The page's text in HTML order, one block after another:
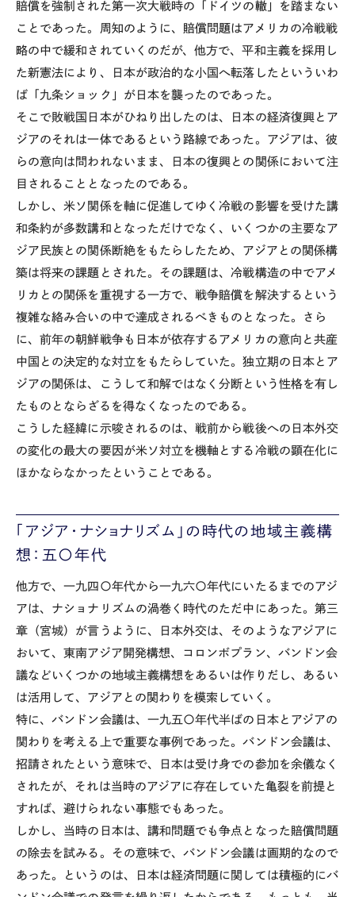
賠償を強制された第一次大戦時の「ドイツの轍」を踏まない
ことであった。周知のように、賠償問題はアメリカの冷戦戦
略の中で緩和されていくのだが、他方で、平和主義を採用し
た新憲法により、日本が政治的な小国へ転落したといういわ
ば「九条ショック」が日本を襲ったのであった。
そこで敗戦国日本がひねり出したのは、日本の経済復興とア
ジアのそれは一体であるという路線であった。アジアは、彼
らの意向は問われないまま、日本の復興との関係において注
目されることとなったのである。
しかし、米ソ関係を軸に促進してゆく冷戦の影響を受けた講
和条約が多数講和となっただけでなく、いくつかの主要なア
ジア民族との関係断絶をもたらしたため、アジアとの関係構
築は将来の課題とされた。その課題は、冷戦構造の中でアメ
リカとの関係を重視する一方で、戦争賠償を解決するという
複雑な絡み合いの中で達成されるべきものとなった。さら
に、前年の朝鮮戦争も日本が依存するアメリカの意向と共産
中国との決定的な対立をもたらしていた。独立期の日本とア
ジアの関係は、こうして和解ではなく分断という性格を有し
たものとならざるを得なくなったのである。
こうした経緯に示唆されるのは、戦前から戦後への日本外交
の変化の最大の要因が米ソ対立を機軸とする冷戦の顕在化に
ほかならなかったということである。
「アジア・ナショナリズム」の時代の地域主義構
想：五〇年代
他方で、一九四〇年代から一九六〇年代にいたるまでのアジ
アは、ナショナリズムの渦巻く時代のただ中にあった。第三
章（宮城）が言うように、日本外交は、そのようなアジアに
おいて、東南アジア開発構想、コロンボプラン、バンドン会
議などいくつかの地域主義構想をあるいは作りだし、あるい
は活用して、アジアとの関わりを模索していく。
特に、バンドン会議は、一九五〇年代半ばの日本とアジアの
関わりを考える上で重要な事例であった。バンドン会議は、
招請されたという意味で、日本は受け身での参加を余儀なく
されたが、それは当時のアジアに存在していた亀裂を前提と
すれば、避けられない事態でもあった。
しかし、当時の日本は、講和問題でも争点となった賠償問題
の除去を試みる。その意味で、バンドン会議は画期的なので
あった。というのは、日本は経済問題に関しては積極的にバ